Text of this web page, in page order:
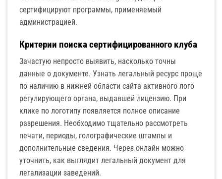
сертифицируют программы, применяемый
администрацией.
Критерии поиска сертифицированного клуба
Зачастую непросто выявить, насколько точны
данные о документе. Узнать легальный ресурс проще
по наличию в нижней области сайта активного лого
регулирующего органа, выдавшей лицензию. При
клике по логотипу появляется полное описание
разрешения. Необходимо тщательно рассмотреть
печати, периоды, голографические штампы и
дополнительные сведения. Через онлайн можно
уточнить, как выглядит легальный документ для
легализации заведений.